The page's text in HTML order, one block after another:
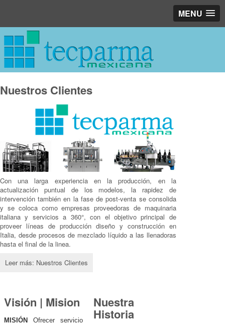
MENU
Nuestros Clientes
Con una larga experiencia en la producción, en la
actualización puntual de los modelos, la rapidez de
intervención también en la fase de post-venta se consolida
y se coloca como empresas proveedoras de maquinaria
italiana y servicios a 360°, con el objetivo principal de
proveer líneas de producción diseño y construcción en
Italia, desde procesos de mezclado líquido a las llenadoras
hasta el final de la linea.
Leer más: Nuestros Clientes
Visión | Mision
MISIÓN Ofrecer servicio
Nuestra
Historia